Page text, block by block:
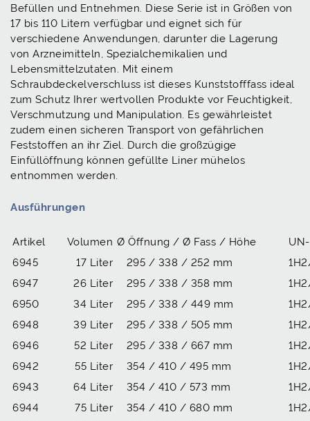
Befüllen und Entnehmen. Diese Serie ist in Größen von
17 bis 110 Litern verfügbar und eignet sich für
verschiedene Anwendungen, darunter die Lagerung
von Arzneimitteln, Spezialchemikalien und
Lebensmittelzutaten. Mit einem
Schraubdeckelverschluss ist dieses Kunststofffass ideal
zum Schutz Ihrer wertvollen Produkte vor Feuchtigkeit,
Verschmutzung und Manipulation. Es gewährleistet
zudem einen sicheren Transport von gefährlichen
Feststoffen an ihr Ziel. Durch die großzügige
Einfüllöffnung können gefüllte Liner mühelos
entnommen werden.
Ausführungen
Artikel Volumen Ø Öffnung / Ø Fass / Höhe
6945
17 Liter 295 / 338 / 252 mm
6947
26 Liter 295 / 338 / 358 mm
6950
34 Liter 295 / 338 / 449 mm
6948
39 Liter 295 / 338 / 505 mm
6946
52 Liter 295 / 338 / 667 mm
6942
55 Liter 354 / 410 / 495 mm
6943
64 Liter 354 / 410 / 573 mm
6944
75 Liter 354 / 410 / 680 mm